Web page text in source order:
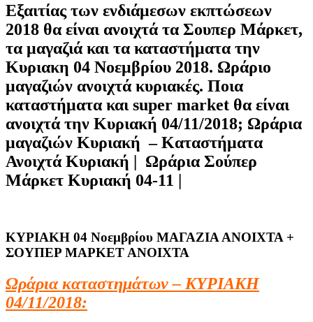
Εξαιτίας των ενδιάμεσων εκπτώσεων
2018 θα είναι ανοιχτά τα Σουπερ Μάρκετ,
τα μαγαζιά και τα καταστήματα την
Κυριακη 04 Νοεμβρίου 2018. Ωράριο
μαγαζιών ανοιχτά κυριακές. Ποια
καταστήματα και super market θα είναι
ανοιχτά την Κυριακή 04/11/2018; Ωράρια
μαγαζιών Κυριακή – Καταστήματα
Ανοιχτά Κυριακή | Ωράρια Σούπερ
Μάρκετ Κυριακή 04-11 |
ΚΥΡΙΑΚΗ 04 Νοεμβρίου ΜΑΓΑΖΙΑ ΑΝΟΙΧΤΑ +
ΣΟΥΠΕΡ ΜΑΡΚΕΤ ΑΝΟΙΧΤΑ
Ωράρια καταστημάτων – ΚΥΡΙΑΚΗ
04/11/2018: